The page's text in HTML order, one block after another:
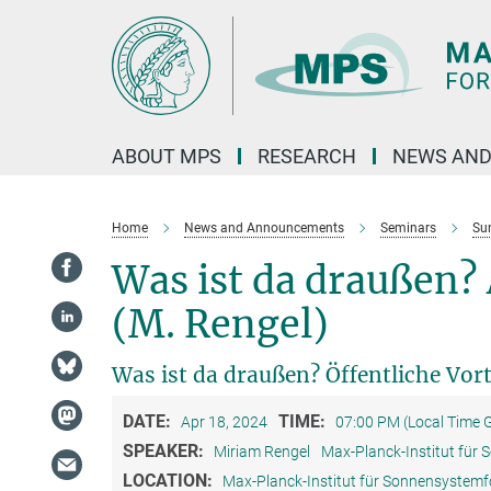
ABOUT MPS RESEARCH NEWS
Home News and Announcements Seminars
Was ist da
(M. Rengel)
Was ist da draußen? Öffentliche
DATE: Apr 18, 2024 TIME: 07:00 PM (Local Time
SPEAKER: Miriam Rengel Max-Planck-Institut für
LOCATION: Max-Planck-Institut für